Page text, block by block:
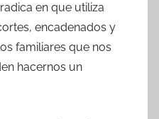
en que utiliza
encadenados y
familiares que nos
hacernos un